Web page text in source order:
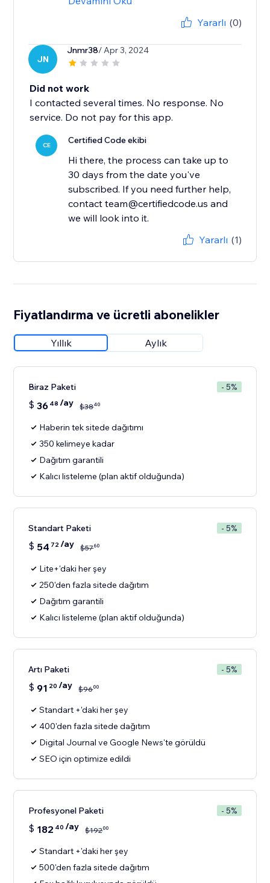
Yararlı (0)
JN
Jnmr38/ Apr 3, 2024
Did not work
I contacted several times. No response. No
service. Do not pay for this app.
CE Certified Code ekibi
Hi there, the process can take up to
30 days from the date you've
subscribed. If you need further help,
contact team@certifiedcode.us and
we will look into it.
Yararlı (1)
Fiyatlandırma ve ücretli abonelikler
Yıllık Aylık
Biraz Paketi - 5%
$ 36 48 /ay $3840
Haberin tek sitede dağıtımı
350 kelimeye kadar
Dağıtım garantili
Kalıcı listeleme (plan aktif olduğunda)
Standart Paketi - 5%
$ 54 72/ay $5760
Lite+'daki her şey
250'den fazla sitede dağıtım
Dağıtım garantili
Kalıcı listeleme (plan aktif olduğunda)
Artı Paketi - 5%
$ 91 20 /ay $9600
Standart +'daki her şey
400'den fazla sitede dağıtım
Digital Journal ve Google News'te görüldü
SEO için optimize edildi
Profesyonel Paketi - 5%
$ 182 40 /ay $19200
Standart +'daki her şey
500'den fazla sitede dağıtım